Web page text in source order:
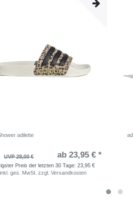
adilette
UVP 28,00 € ab 23,95 € *
Preis der letzten 30 Tage: 23,95 €
inkl. ges. MwSt. zzgl. Versandkosten